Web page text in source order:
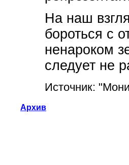
На наш
бороться с
ненароком
следует не
Источник:
Архив